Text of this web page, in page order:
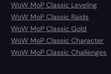
WoW MoP Classic Leveling
WoW MoP Classic Raids
WoW MoP Classic Gold
WoW MoP Classic Character
WoW MoP Classic Challenges